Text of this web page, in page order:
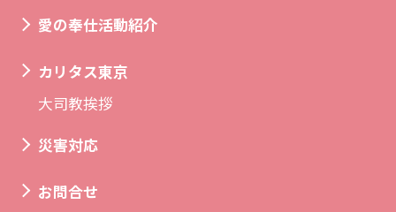
愛の奉仕活動紹介
カリタス東京
大司教挨拶
災害対応
お問合せ